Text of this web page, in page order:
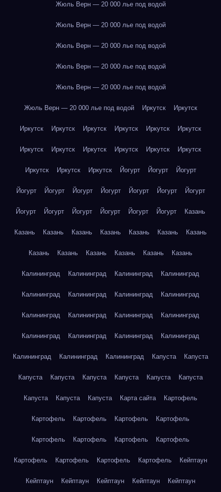
Жюль Верн — 20 000 лье под водой
Жюль Верн — 20 000 лье под водой
Жюль Верн — 20 000 лье под водой
Жюль Верн — 20 000 лье под водой
Жюль Верн — 20 000 лье под водой
Жюль Верн — 20 000 лье под водой Иркутск Иркутск
Иркутск Иркутск Иркутск Иркутск Иркутск Иркутск
Иркутск Иркутск Иркутск Иркутск Иркутск Иркутск
Иркутск Иркутск Иркутск Йогурт Йогурт Йогурт
Йогурт Йогурт Йогурт Йогурт Йогурт Йогурт Йогурт
Йогурт Йогурт Йогурт Йогурт Йогурт Йогурт Казань
Казань Казань Казань Казань Казань Казань Казань
Казань Казань Казань Казань Казань Казань
Калининград Калининград Калининград Калининград
Калининград Калининград Калининград Калининград
Калининград Калининград Калининград Калининград
Калининград Калининград Калининград Калининград
Калининград Калининград Калининград Капуста Капуста
Капуста Капуста Капуста Капуста Капуста Капуста
Капуста Капуста Капуста Карта сайта Картофель
Картофель Картофель Картофель Картофель
Картофель Картофель Картофель Картофель
Картофель Картофель Картофель Картофель Кейптаун
Кейптаун Кейптаун Кейптаун Кейптаун Кейптаун